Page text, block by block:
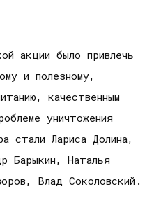
акции было привлечь
и полезному,
качественным
уничтожения
стали Лариса Долина,
Барыкин, Наталья
Влад Соколовский.